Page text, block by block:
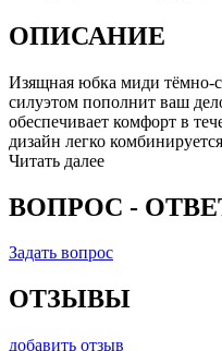
ОПИСАНИЕ
Изящная юбка миди тёмно-
силуэтом пополнит ваш
обеспечивает комфорт в
дизайн легко
Читать далее
ВОПРОС -
Задать вопрос
ОТЗЫВЫ
добавить отзыв